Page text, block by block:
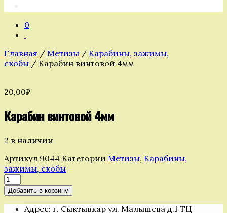
0
Главная / Метизы / Карабины, зажимы,
скобы / Карабин винтовой 4мм
20,00₽
Карабин винтовой 4мм
2 в наличии
Артикул 9044 Категории Метизы, Карабины,
зажимы, скобы
Количество
товара
Карабин
винтовой
Добавить в корзину
Адрес: г. Сыктывкар ул. Малышева д.1 ТЦ